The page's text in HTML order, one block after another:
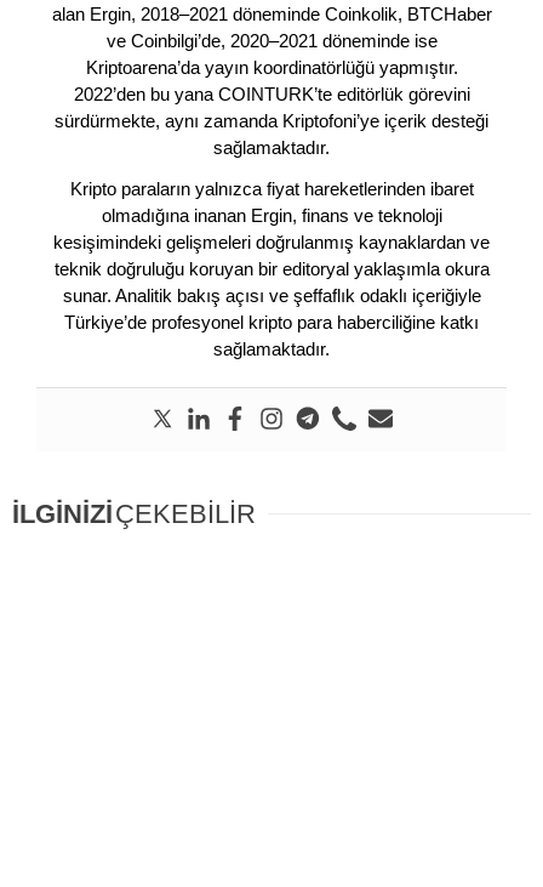
alan Ergin, 2018–2021 döneminde Coinkolik, BTCHaber
ve Coinbilgi’de, 2020–2021 döneminde ise
Kriptoarena’da yayın koordinatörlüğü yapmıştır.
2022’den bu yana COINTURK’te editörlük görevini
sürdürmekte, aynı zamanda Kriptofoni’ye içerik desteği
sağlamaktadır.
Kripto paraların yalnızca fiyat hareketlerinden ibaret
olmadığına inanan Ergin, finans ve teknoloji
kesişimindeki gelişmeleri doğrulanmış kaynaklardan ve
teknik doğruluğu koruyan bir editoryal yaklaşımla okura
sunar. Analitik bakış açısı ve şeffaflık odaklı içeriğiyle
Türkiye’de profesyonel kripto para haberciliğine katkı
sağlamaktadır.
İLGİNİZİÇEKEBİLİR